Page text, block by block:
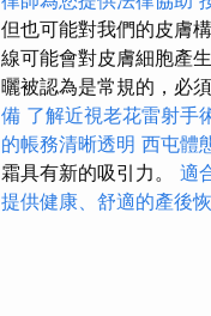
但也可能對我們的皮膚
線可能會對皮膚細胞產
曬被認為是常規的，必
備 了解近視老花雷射手
的帳務清晰透明 西屯體
霜具有新的吸引力。 適
提供健康、舒適的產後